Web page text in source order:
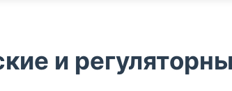
и